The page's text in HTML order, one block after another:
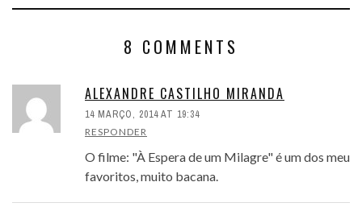
8 COMMENTS
ALEXANDRE CASTILHO MIRANDA
14 MARÇO, 2014 AT 19:34
RESPONDER
O filme: "À Espera de um Milagre" é um dos meu
favoritos, muito bacana.